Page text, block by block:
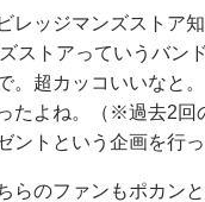
レッジマンズストア
ストアっていうバン
。超カッコいいなと
たよね。（※過去2
ントという企画を行
らのファンもポカン